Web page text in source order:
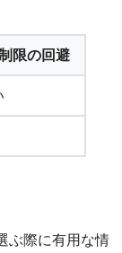
限の回避
ぶ際に有用な情